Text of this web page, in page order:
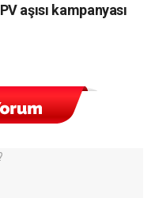
aşısı kampanyası